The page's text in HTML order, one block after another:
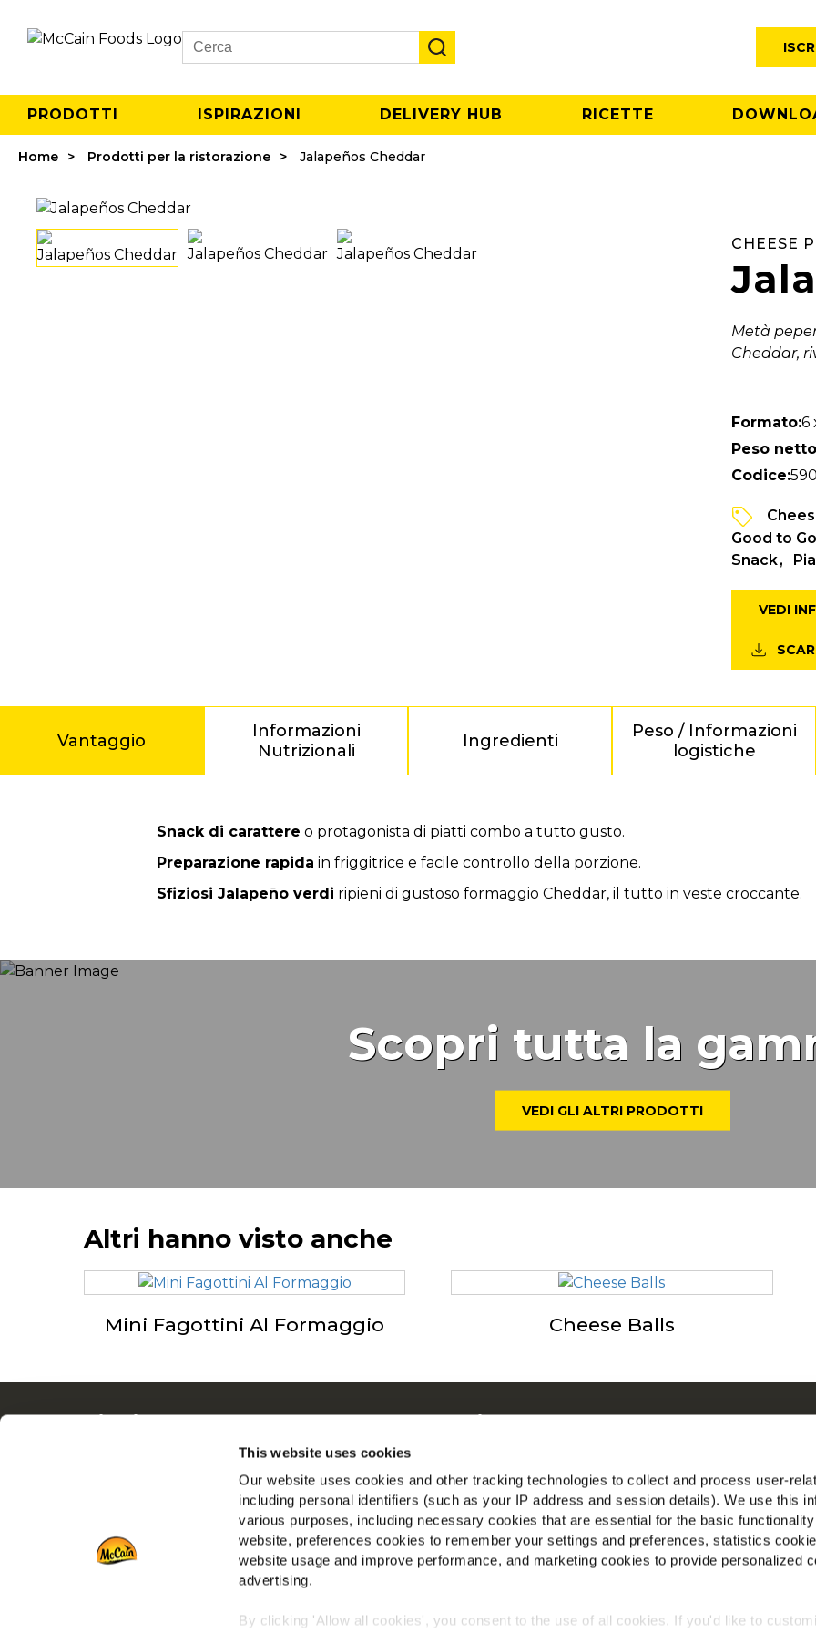
This website uses cookies
Our website uses cookies and other tracking technologies to collect and process user-
including personal identifiers (such as your IP address and session details). We use this
various purposes, including necessary cookies that are essential for the basic
website, preferences cookies to remember your settings and preferences, statistics
website usage and improve performance, and marketing cookies to provide personalized
advertising.
By clicking 'Allow all cookies', you consent to the use of all cookies. If you'd like to
Search
PRODOTTI ISPIRAZIONI DELIVERY HUB RICETTE
Home Prodotti per la ristorazione Jalapeños Cheddar
CHEESE
Metà
Cheddar,
Formato:6
Peso
Codice:
Good to Go
Snack
VEDI
Vantaggio
Informazioni
Nutrizionali
Ingredienti
Peso / Informazioni
logistiche
VantaggioSnack di carattere o protagonista di piatti combo a tutto gusto.
Preparazione rapida in friggitrice e facile controllo della porzione.
Sfiziosi Jalapeño verdi ripieni di gustoso formaggio Cheddar, il tutto in veste croccante.
Scopri tutta la
VEDI GLI ALTRI PRODOTTI
Altri hanno visto anche
Mini Fagottini Al Formaggio Cheese Balls
Navigation
Download
Tutto su McCain
Dalle Nostre Radici il Nostro Impegno
Lavora con noi
FAQ
Servizio
Vai al sito Corporate